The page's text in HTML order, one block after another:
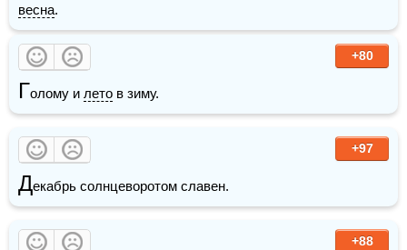
весна.
+80
Голому и лето в зиму.
+97
Декабрь солнцеворотом славен.
+88